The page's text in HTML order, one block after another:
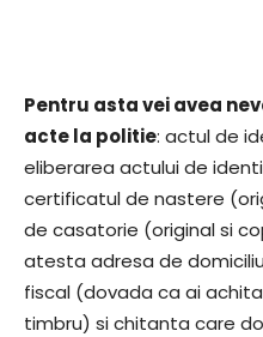
Pentru asta vei avea
acte la politie: actul de
eliberarea actului de
certificatul de nastere
de casatorie (original si
atesta adresa de
fiscal (dovada ca ai
timbru) si chitanta care